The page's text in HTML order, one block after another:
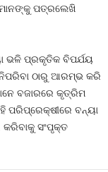
ପତ୍ରଲେଖି
ଭଳି ପ୍ରକୃତିକ ବିପର୍ଯୟ
ଠାରୁ ଆରମ୍ଭ କରି
ବଜାରରେ କୃତ୍ରିମ
ପରିପ୍ରେକ୍ଷୀରେ ବନ୍ୟା
ସଂପୃକ୍ତ